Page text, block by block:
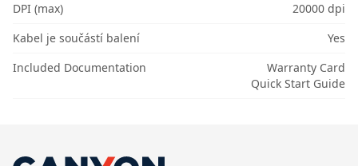
DPI (max)
20000 dpi
Kabel je součástí balení
Yes
Included Documentation
Warranty Card
Quick Start Guide